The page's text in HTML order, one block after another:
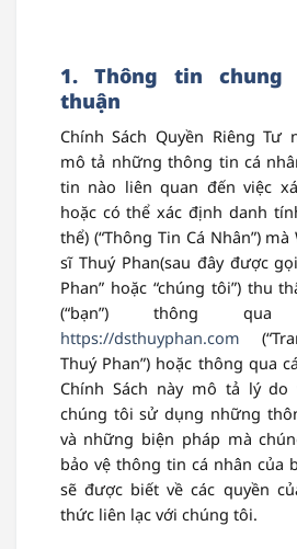
1. Thông tin chung
thuận
Chính Sách Quyền Riêng Tư
mô tả những thông tin cá
tin nào liên quan đến việc
hoặc có thể xác định danh
thể) (“Thông Tin Cá Nhân”)
sĩ Thuý Phan(sau đây được
Phan” hoặc “chúng tôi”) thu
(“bạn”) thông
https://dsthuyphan.com
Thuý Phan”) hoặc thông qua
Chính Sách này mô tả lý do
chúng tôi sử dụng những
và những biện pháp mà
bảo vệ thông tin cá nhân của
sẽ được biết về các quyền
thức liên lạc với chúng tôi.